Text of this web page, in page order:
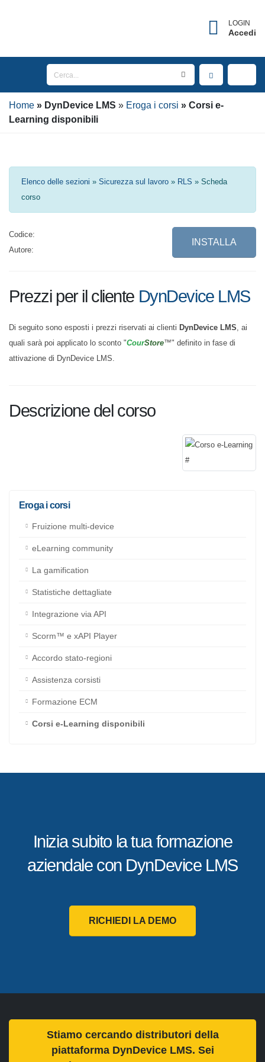
LOGIN
Accedi
Home DynDevice LMS Eroga i corsi
Corsi e-
Learning disponibili
×
Inserisci l'indirizzo Email associato al tuo account
per ricevere il tuo username.
Email
INVIA
Elenco delle sezioni»Sicurezza sul lavoro»RLS» Scheda corso
Autore:
INSTALLA
quali sarà poi applicato lo sconto "Cour Store™" definito in fase di
attivazione di DynDevice LMS.
Fruizione multi-device
eLearning community
La gamification
Statistiche dettagliate
Integrazione via API
Scorm™ e xAPI Player
Accordo stato-regioni
Assistenza corsisti
Formazione ECM
Corsi e-Learning disponibili
aziendale con DynDevice LMS
RICHIEDI LA DEMO
Stiamo cercando distributori della
piattaforma DynDevice LMS. Sei
interessato? CLICCA QUI